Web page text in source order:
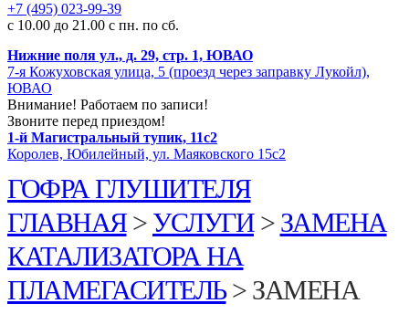
+7 (495) 023-99-39
с 10.00 до 21.00 с пн. по сб.
Нижние поля ул., д. 29, стр. 1, ЮВАО
7-я Кожуховская улица, 5 (проезд через заправку Лукойл),
ЮВАО
Внимание! Работаем по записи!
Звоните перед приездом!
1-й Магистральный тупик, 11с2
Королев, Юбилейный, ул. Маяковского 15с2
ГОФРА ГЛУШИТЕЛЯ
ГЛАВНАЯ> УСЛУГИ> ЗАМЕНА
КАТАЛИЗАТОРА НА
ПЛАМЕГАСИТЕЛЬ> ЗАМЕНА